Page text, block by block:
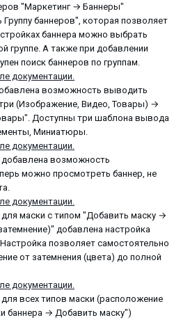
"Маркетинг → Баннеры"
баннеров", которая позволяет
баннера можно выбрать
группе. А также при добавлении
поиск баннеров по группам.
документации.
возможность выводить
(Изображение, Видео, Товары) →
Доступны три шаблона вывода
Миниатюры.
документации.
добавлена возможность
можно просмотреть баннер, не
документации.
маски с типом "Добавить маску →
добавлена настройка
позволяет самостоятельно
от затемнения (цвета) до полной
документации.
всех типов маски (расположение
баннера → Добавить маску")